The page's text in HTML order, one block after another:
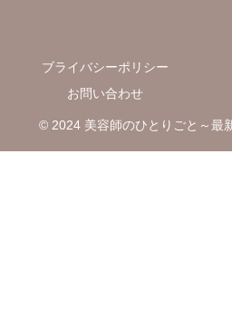
ブライバシーポリシー
お問い合わせ
© 2024 美容師のひとりごと～最